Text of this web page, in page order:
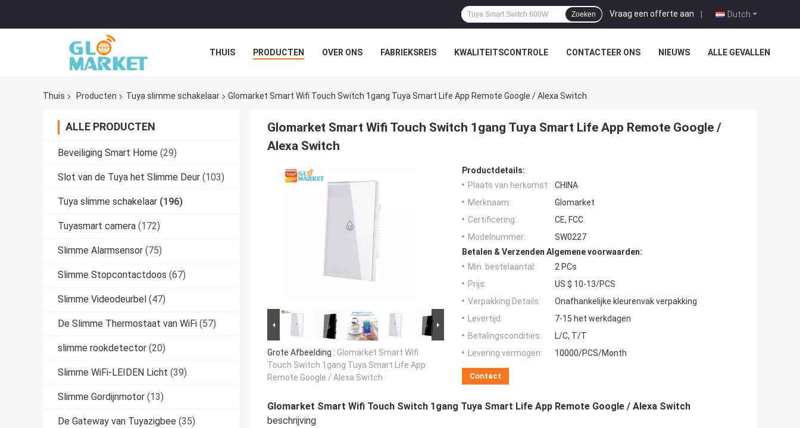
Dutch
Vraag een offerte aan |
Zoeken
THUIS PRODUCTEN OVER ONS FABRIEKSREIS KWALITEITSCONTROLE CONTACTEER ONS NIEUWS ALLE GEVALLEN
Thuis Producten Tuya slimme schakelaar Glomarket Smart Wifi Touch Switch 1gang Tuya Smart Life App Remote Google / Alexa Switch
ALLE PRODUCTEN
Beveiliging Smart Home (29)
Slot van de Tuya het Slimme Deur (103)
Tuya slimme schakelaar (196)
Tuyasmart camera (172)
Slimme Alarmsensor (75)
Slimme Stopcontactdoos (67)
Slimme Videodeurbel (47)
De Slimme Thermostaat van WiFi (57)
slimme rookdetector (20)
Slimme WiFi-LEIDEN Licht (39)
Slimme Gordijnmotor (13)
De Gateway van Tuyazigbee (35)
Glomarket Smart Wifi Touch Switch 1gang Tuya Smart Life App Remote Google /
Alexa Switch
Grote Afbeelding : Glomarket Smart Wifi
Touch Switch 1gang Tuya Smart Life App
Remote Google / Alexa Switch
Productdetails:
Plaats van herkomst:
CHINA
Merknaam:
Glomarket
Certificering:
CE, FCC
Modelnummer:
SW0227
Betalen & Verzenden Algemene voorwaarden:
Min. bestelaantal:
2 PCs
Prijs:
US $ 10-13/PCS
Verpakking Details:
Onafhankelijke kleurenvak verpakking
Levertijd:
7-15 het werkdagen
Betalingscondities:
L/C, T/T
Levering vermogen:
10000/PCS/Month
Contact
Glomarket Smart Wifi Touch Switch 1gang Tuya Smart Life App Remote Google / Alexa Switch
beschrijving